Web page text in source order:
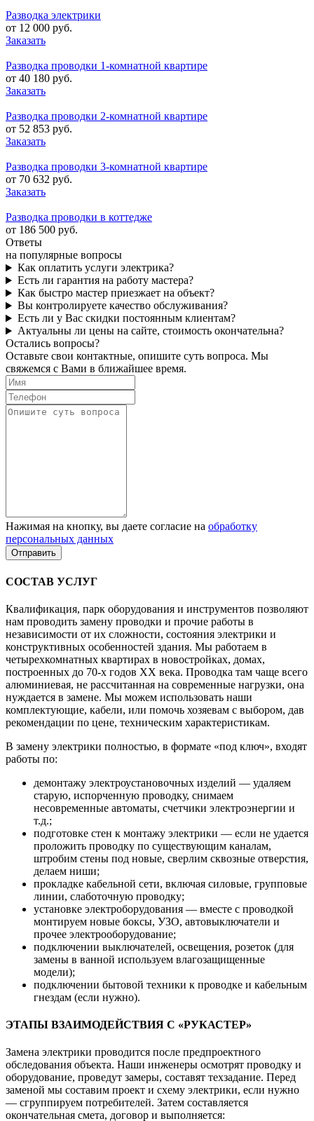
Разводка электрики
от 12 000 руб.
Заказать
Разводка проводки 1-комнатной квартире
от 40 180 руб.
Заказать
Разводка проводки 2-комнатной квартире
от 52 853 руб.
Заказать
Разводка проводки 3-комнатной квартире
от 70 632 руб.
Заказать
Разводка проводки в коттедже
от 186 500 руб.
Ответы
на популярные вопросы
Как оплатить услуги электрика?
Есть ли гарантия на работу мастера?
Как быстро мастер приезжает на объект?
Вы контролируете качество обслуживания?
Есть ли у Вас скидки постоянным клиентам?
Актуальны ли цены на сайте, стоимость окончательна?
Остались вопросы?
Оставьте свои контактные, опишите суть вопроса. Мы
свяжемся с Вами в ближайшее время.
Нажимая на кнопку, вы даете согласие на обработку
персональных данных
СОСТАВ УСЛУГ
Квалификация, парк оборудования и инструментов позволяют
нам проводить замену проводки и прочие работы в
независимости от их сложности, состояния электрики и
конструктивных особенностей здания. Мы работаем в
четырехкомнатных квартирах в новостройках, домах,
построенных до 70-х годов ХХ века. Проводка там чаще всего
алюминиевая, не рассчитанная на современные нагрузки, она
нуждается в замене. Мы можем использовать наши
комплектующие, кабели, или помочь хозяевам с выбором, дав
рекомендации по цене, техническим характеристикам.
В замену электрики полностью, в формате «под ключ», входят
работы по:
демонтажу электроустановочных изделий — удаляем
старую, испорченную проводку, снимаем
несовременные автоматы, счетчики электроэнергии и
т.д.;
подготовке стен к монтажу электрики — если не удается
проложить проводку по существующим каналам,
штробим стены под новые, сверлим сквозные отверстия,
делаем ниши;
прокладке кабельной сети, включая силовые, групповые
линии, слаботочную проводку;
установке электроборудования — вместе с проводкой
монтируем новые боксы, УЗО, автовыключатели и
прочее электрооборудование;
подключении выключателей, освещения, розеток (для
замены в ванной используем влагозащищенные
модели);
подключении бытовой техники к проводке и кабельным
гнездам (если нужно).
ЭТАПЫ ВЗАИМОДЕЙСТВИЯ С «РУКАСТЕР»
Замена электрики проводится после предпроектного
обследования объекта. Наши инженеры осмотрят проводку и
оборудование, проведут замеры, составят техзадание. Перед
заменой мы составим проект и схему электрики, если нужно
— сгруппируем потребителей. Затем составляется
окончательная смета, договор и выполняется: